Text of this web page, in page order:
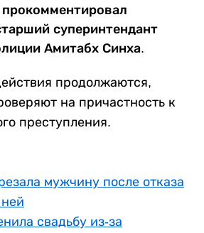
прокомментировал
суперинтендант
Амитабх Синха.
продолжаются,
на причастность к
преступления.
мужчину после отказа
свадьбу из-за